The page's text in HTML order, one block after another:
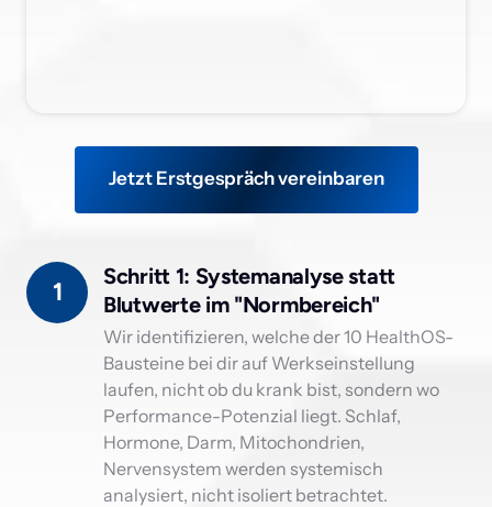
Jetzt Erstgespräch vereinbaren
1
Schritt 1: Systemanalyse statt
Blutwerte im "Normbereich"
Wir identifizieren, welche der 10 HealthOS-
Bausteine bei dir auf Werkseinstellung
laufen, nicht ob du krank bist, sondern wo
Performance-Potenzial liegt. Schlaf,
Hormone, Darm, Mitochondrien,
Nervensystem werden systemisch
analysiert, nicht isoliert betrachtet.